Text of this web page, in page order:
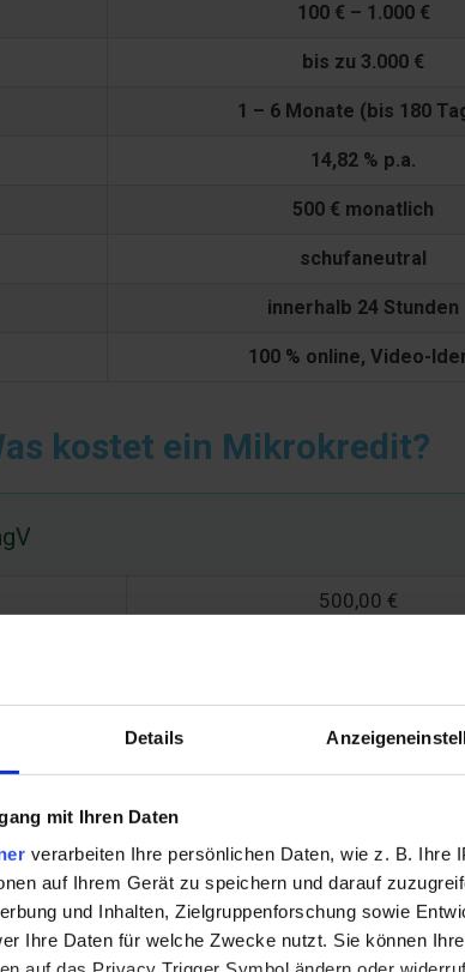
Details
mit Ihren Daten
verarbeiten Ihre persönlichen Daten, wie z. B. Ihre
auf Ihrem Gerät zu speichern und darauf
und Inhalten, Zielgruppenforschung sowie
Ihre Daten für welche Zwecke nutzt. Sie können
100 € – 1.000 €
bis zu 3.000 €
1 – 6 Monate (bis 180
14,82 % p.a.
500 € monatlich
schufaneutral
innerhalb 24 Stunden
100 % online, Video-
kostet ein Mikrokredit?
500,00 €
170,54 €
14,82 %
511,62 €
(69 €/Monat) ist optional und nicht im effektiven